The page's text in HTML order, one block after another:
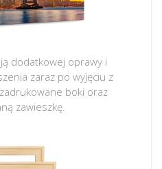
dodatkowej oprawy i
zaraz po wyjęciu z
boki oraz
zawieszkę.